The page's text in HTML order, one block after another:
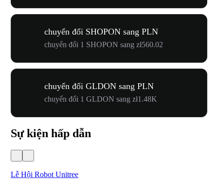
chuyển đổi SHOPON sang PLN
chuyển đổi 1 SHOPON sang zł560.02
chuyển đổi GLDON sang PLN
chuyển đổi 1 GLDON sang zł1.48K
Sự kiện hấp dẫn
Lễ Hội Robot Unitree